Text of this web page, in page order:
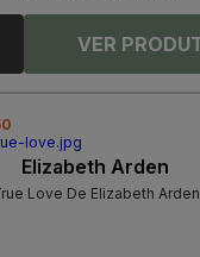
Elizabeth Arden
Love De Elizabeth Arden